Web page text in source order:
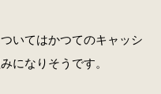
いてはかつてのキャッシ
になりそうです。